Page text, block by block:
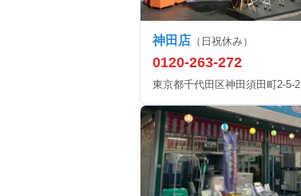
神田店 （日祝休み）
0120-263-272
東京都千代田区神田須田町2-5-2